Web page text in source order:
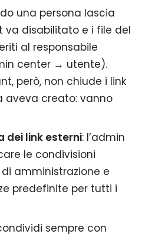
una persona lascia
va disabilitato e i file del
al responsabile
center → utente).
però, non chiude i link
aveva creato: vanno
dei link esterni: l’admin
le condivisioni
amministrazione e
predefinite per tutti i
sempre con